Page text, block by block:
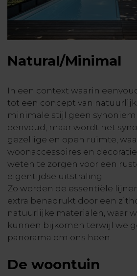
Natural/Minimal
In een context waarin
tot een concept van
minimale stijl geen synoniem
eenvoud, maar wordt het
gezellige en open ruimte,
woonaccessoires en
weten te zorgen voor een
eigentijdse uitstraling.
Zo worden de essentiële
extra benadrukt door een
natuurlijke materialen, waar
kunnen bijkomen terwijl we
panorama om ons heen.
De woontuin